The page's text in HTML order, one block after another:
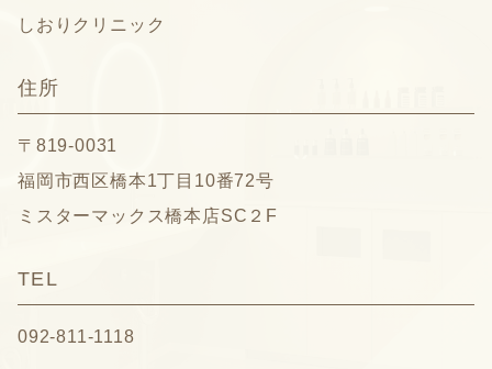
しおりクリニック
住所
〒819-0031
福岡市西区橋本1丁目10番72号
ミスターマックス橋本店SC２F
TEL
092-811-1118